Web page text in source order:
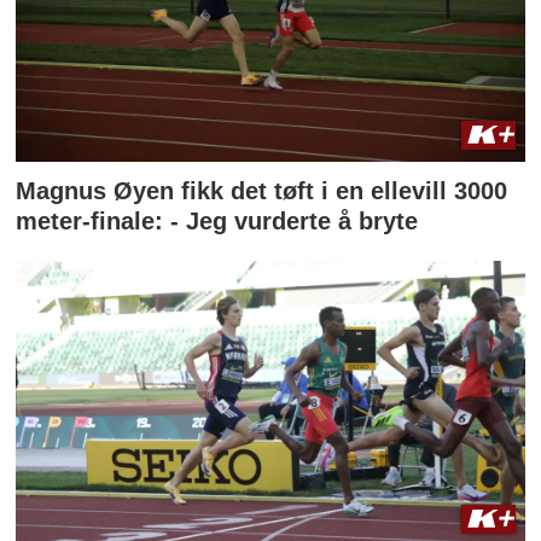
Magnus Øyen fikk det tøft i en ellevill 3000
meter-finale: - Jeg vurderte å bryte